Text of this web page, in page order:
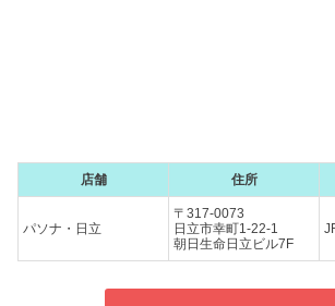
店舗 住所
パソナ・日立
〒317-0073
日立市幸町1-22-1
朝日生命日立ビル7F